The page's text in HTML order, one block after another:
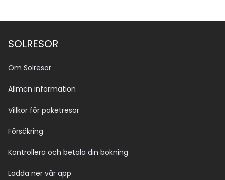
SOLRESOR
Om Solresor
Allmän information
Villkor för paketresor
Försäkring
Kontrollera och betala din bokning
Ladda ner vår app